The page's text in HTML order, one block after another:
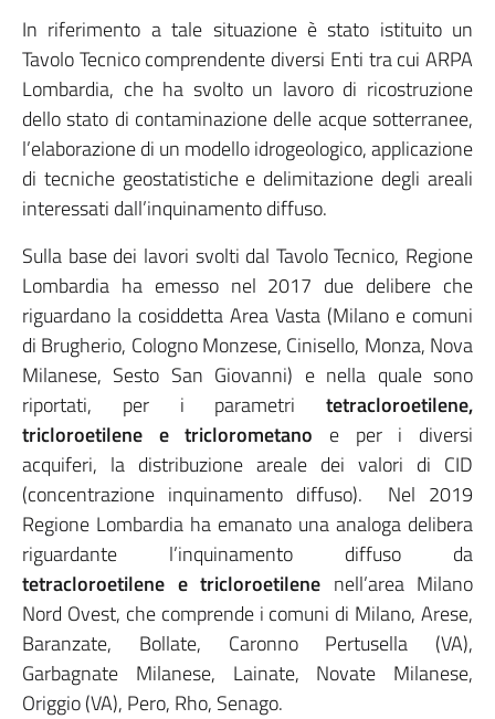
In riferimento a tale situazione è stato istituito un
Tavolo Tecnico comprendente diversi Enti tra cui ARPA
Lombardia, che ha svolto un lavoro di ricostruzione
dello stato di contaminazione delle acque sotterranee,
l’elaborazione di un modello idrogeologico, applicazione
di tecniche geostatistiche e delimitazione degli areali
interessati dall’inquinamento diffuso.
Sulla base dei lavori svolti dal Tavolo Tecnico, Regione
Lombardia ha emesso nel 2017 due delibere che
riguardano la cosiddetta Area Vasta (Milano e comuni
di Brugherio, Cologno Monzese, Cinisello, Monza, Nova
Milanese, Sesto San Giovanni) e nella quale sono
riportati, per i parametri tetracloroetilene,
tricloroetilene e triclorometano e per i diversi
acquiferi, la distribuzione areale dei valori di CID
(concentrazione inquinamento diffuso). Nel 2019
Regione Lombardia ha emanato una analoga delibera
riguardante l’inquinamento diffuso da
tetracloroetilene e tricloroetilene nell’area Milano
Nord Ovest, che comprende i comuni di Milano, Arese,
Baranzate, Bollate, Caronno Pertusella (VA),
Garbagnate Milanese, Lainate, Novate Milanese,
Origgio (VA), Pero, Rho, Senago.